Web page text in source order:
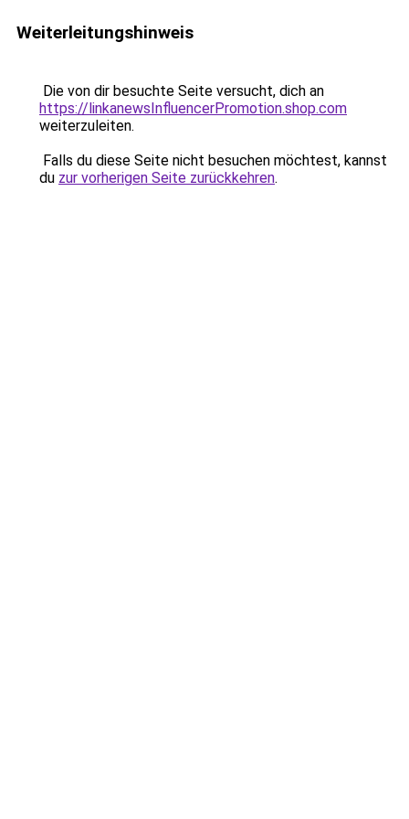
Weiterleitungshinweis
Die von dir besuchte Seite versucht, dich an
https://linkanewsInfluencerPromotion.shop.com
weiterzuleiten.
Falls du diese Seite nicht besuchen möchtest, kannst
du zur vorherigen Seite zurückkehren.